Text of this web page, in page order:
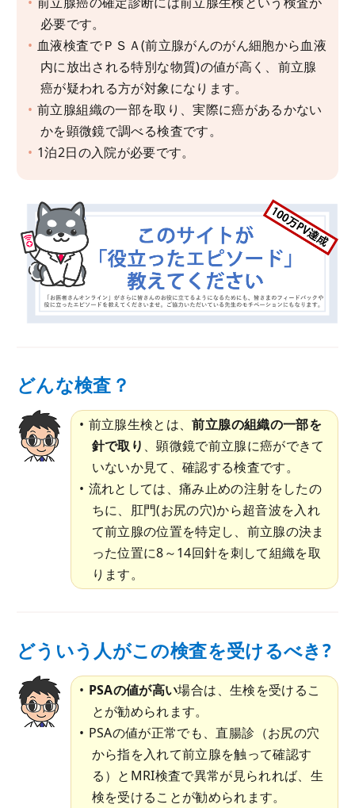
必要です。
血液検査でＰＳＡ(前立腺がんのがん細胞から血液
内に放出される特別な物質)の値が高く、前立腺
癌が疑われる方が対象になります。
前立腺組織の一部を取り、実際に癌があるかない
かを顕微鏡で調べる検査です。
1泊2日の入院が必要です。
どんな検査？
前立腺生検とは、前立腺の組織の一部を
針で取り 、顕微鏡で前立腺に癌ができて
いないか見て、確認する検査です。
流れとしては、痛み止めの注射をしたの
ちに、肛門(お尻の穴)から超音波を入れ
て前立腺の位置を特定し、前立腺の決ま
った位置に8～14回針を刺して組織を取
ります。
どういう人がこの検査を受けるべき?
PSAの値が高い場合は、生検を受けるこ
とが勧められます。
PSAの値が正常でも、直腸診（お尻の穴
から指を入れて前立腺を触って確認す
る）とMRI検査で異常が見られれば、生
検を受けることが勧められます。